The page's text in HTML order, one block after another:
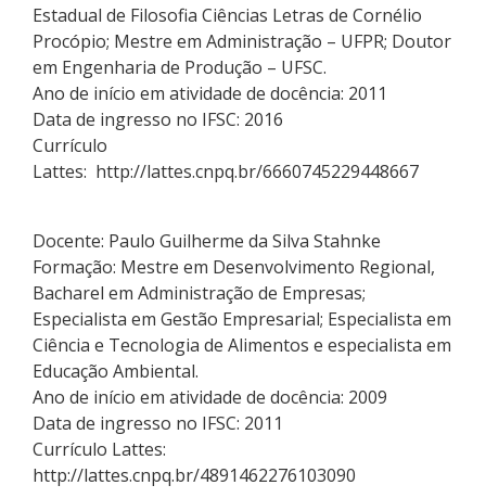
Estadual de Filosofia Ciências Letras de Cornélio
Procópio; Mestre em Administração – UFPR; Doutor
em Engenharia de Produção – UFSC.
Ano de início em atividade de docência: 2011
Data de ingresso no IFSC: 2016
Currículo
Lattes: http://lattes.cnpq.br/6660745229448667
Docente: Paulo Guilherme da Silva Stahnke
Formação: Mestre em Desenvolvimento Regional,
Bacharel em Administração de Empresas;
Especialista em Gestão Empresarial; Especialista em
Ciência e Tecnologia de Alimentos e especialista em
Educação Ambiental.
Ano de início em atividade de docência: 2009
Data de ingresso no IFSC: 2011
Currículo Lattes:
http://lattes.cnpq.br/4891462276103090